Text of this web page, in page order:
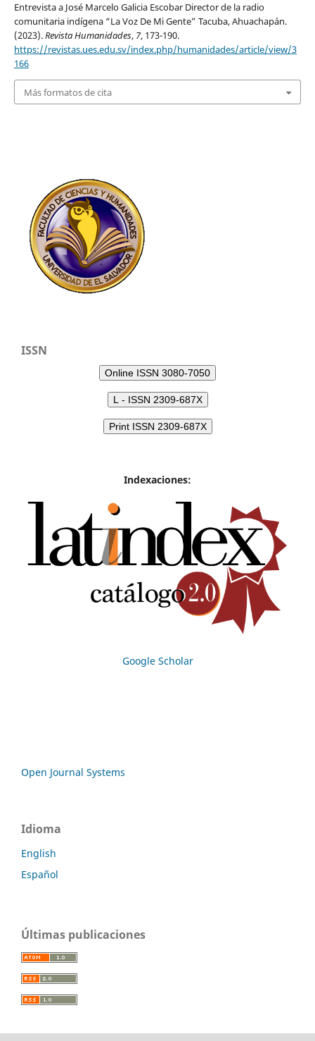
Entrevista a José Marcelo Galicia Escobar Director de la radio
comunitaria indígena “La Voz De Mi Gente” Tacuba, Ahuachapán.
(2023).Revista Humanidades, 7, 173-190.
https://revistas.ues.edu.sv/index.php/humanidades/article/view/3
166
Más formatos de cita
ISSN
Online ISSN 3080-7050
L - ISSN 2309-687X
Print ISSN 2309-687X
Indexaciones:
Google Scholar
Open Journal Systems
Idioma
English
Español
Últimas publicaciones